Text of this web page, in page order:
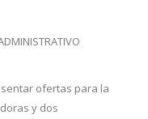
ofertas para la
y dos